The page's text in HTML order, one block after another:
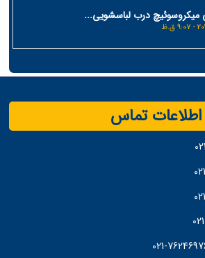
میکروسوئیچ درب لباسشویی...
اطلاعات تماس
76246976-